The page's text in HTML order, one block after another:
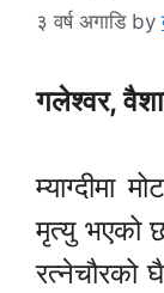
३ वर्ष अगाडि by
गलेश्वर,
म्याग्दीमा
मृत्यु भएको
रत्नेचौरको